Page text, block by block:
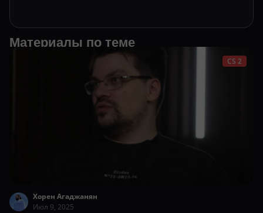
Материалы по теме
CS 2
Хорен Агаджанян
Июл 9, 2025